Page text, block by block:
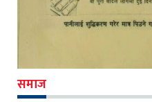
समाज